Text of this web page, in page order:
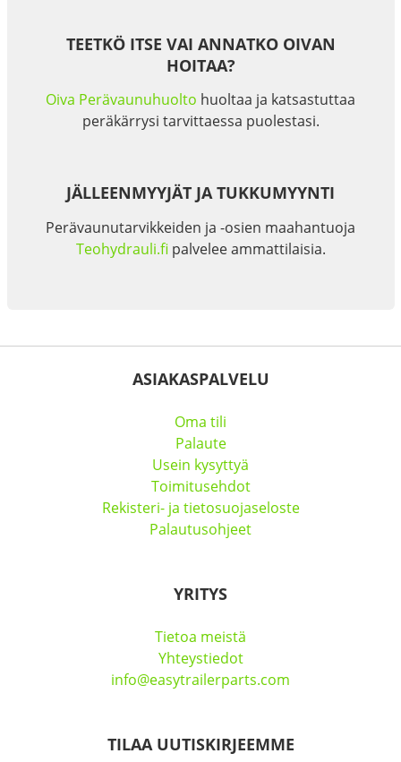
TEETKÖ ITSE VAI ANNATKO OIVAN
HOITAA?
Oiva Perävaunuhuolto huoltaa ja katsastuttaa
peräkärrysi tarvittaessa puolestasi.
JÄLLEENMYYJÄT JA TUKKUMYYNTI
Perävaunutarvikkeiden ja -osien maahantuoja
Teohydrauli.fi palvelee ammattilaisia.
ASIAKASPALVELU
Oma tili
Palaute
Usein kysyttyä
Toimitusehdot
Rekisteri- ja tietosuojaseloste
Palautusohjeet
YRITYS
Tietoa meistä
Yhteystiedot
info@easytrailerparts.com
TILAA UUTISKIRJEEMME